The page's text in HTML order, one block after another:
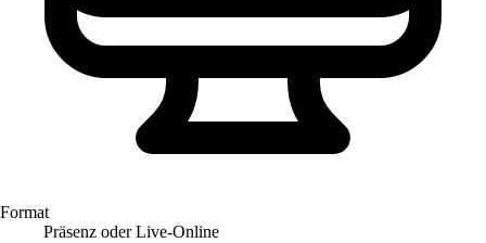
Format
Präsenz oder Live-Online